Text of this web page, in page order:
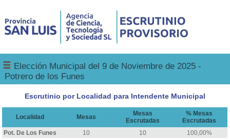
Elección Municipal del 9 de Noviembre de 2025 -
Potrero de los Funes
Escrutinio por Localidad para Intendente Municipal
Localidad Mesas
Mesas
Escrutadas
% Mesas
Escrutadas
Pot. De Los Funes
10 10 100,00%